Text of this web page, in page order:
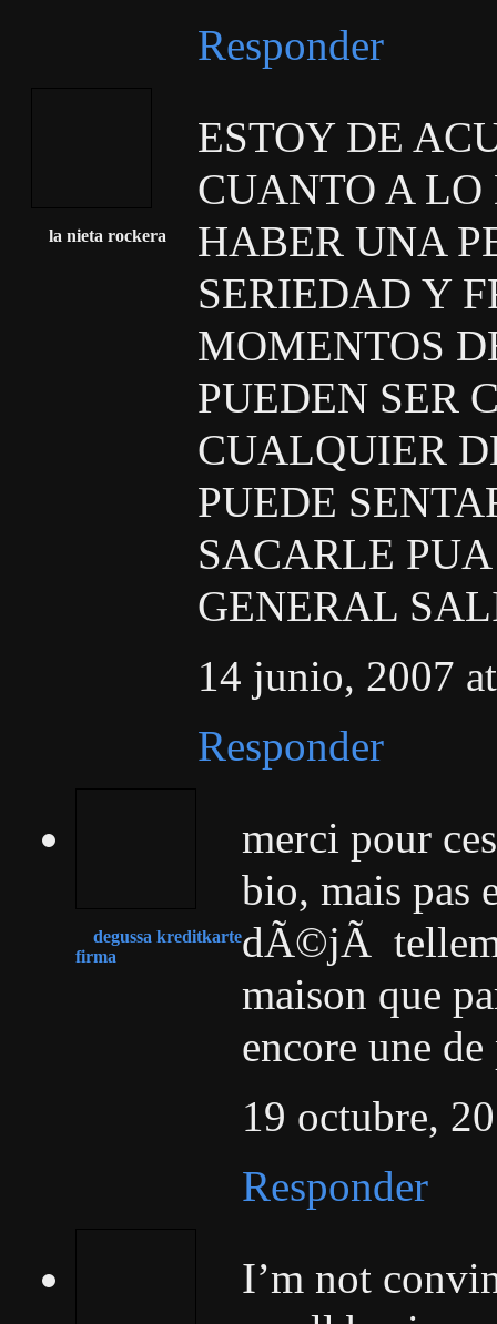
Responder
la nieta rockera
ESTOY DE
CUANTO A
HABER UNA
SERIEDAD Y
MOMENTOS
PUEDEN SER
CUALQUIER
PUEDE
SACARLE
GENERAL
14 junio, 2007
Responder
degussa kreditkarte
firma
merci pour
bio, mais pas
dÃ©jÃ
maison que
encore une
19 octubre,
Responder
I’m not